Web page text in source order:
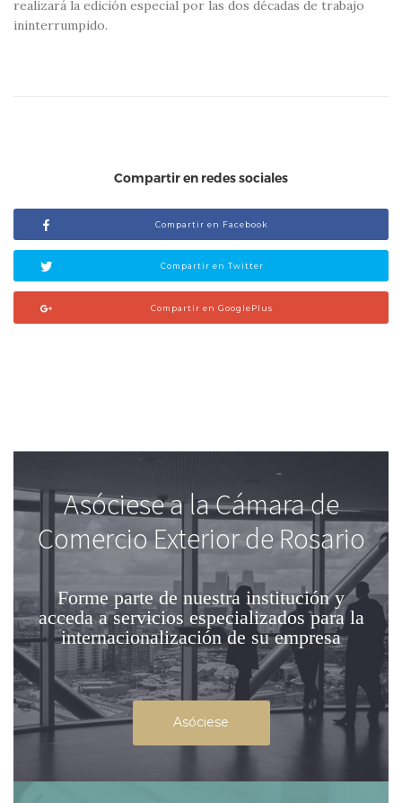
realizará la edición especial por las dos décadas de trabajo
ininterrumpido.
Compartir en redes sociales
Compartir en Facebook
Compartir en Twitter
Compartir en GooglePlus
Asóciese a la Cámara de
Comercio Exterior de Rosario
Forme parte de nuestra institucióny
acceda a servicios especializados para la
internacionalización de su empresa
Asóciese